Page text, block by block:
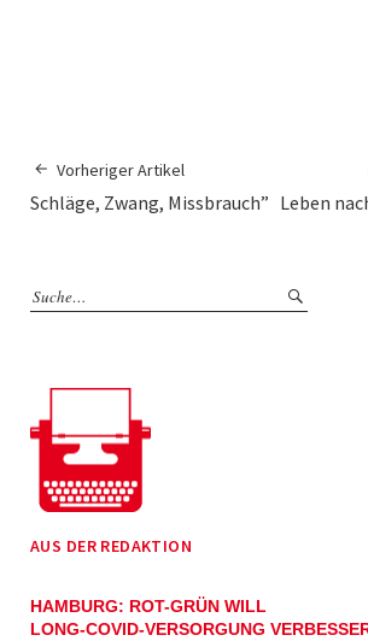
Vorheriger Artikel
Schläge, Zwang, Missbrauch” Leben
AUS DER REDAKTION
HAMBURG: ROT-GRÜN WILL
LONG-COVID-VERSORGUNG